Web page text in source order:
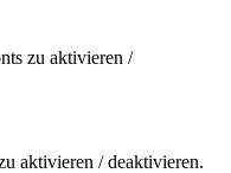
zu aktivieren /
aktivieren / deaktivieren.